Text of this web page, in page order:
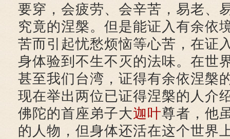
要穿，会疲劳、会辛苦，易老、
究竟的涅槃。但是能证入有余依
苦而引起忧愁烦恼等心苦，在证
身体验到不生不灭的法味。在世
甚至我们台湾，证得有余依涅槃
现在举出两位已证得涅槃的人介
佛陀的首座弟子大迦叶尊者，他
的人物，但身体还活在这个世界